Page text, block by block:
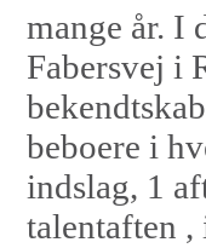
mange år. I
Fabersvej i
beboere i
indslag, 1
talentaften